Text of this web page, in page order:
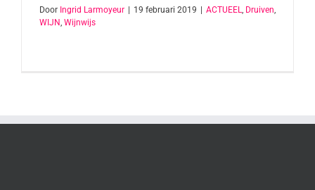
Door Ingrid Larmoyeur 19 februari 2019 ACTUEEL, Druiven,
WIJN, Wijnwijs